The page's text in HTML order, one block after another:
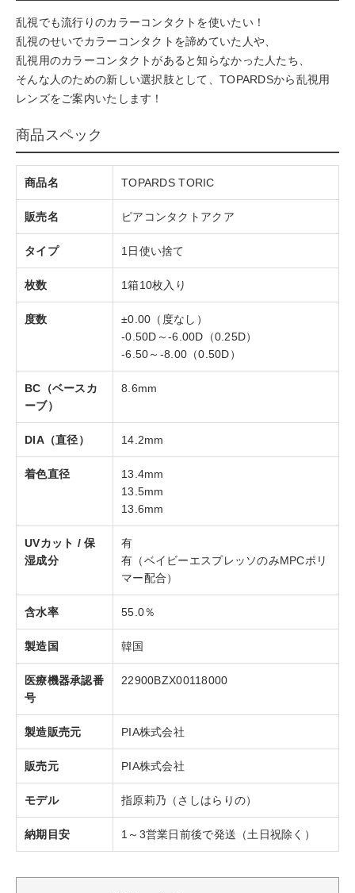
乱視でも流行りのカラーコンタクトを使いたい！
乱視のせいでカラーコンタクトを諦めていた人や、
乱視用のカラーコンタクトがあると知らなかった人たち、
そんな人のための新しい選択肢として、TOPARDSから乱視用
レンズをご案内いたします！
商品スペック
商品名 TOPARDS TORIC
販売名 ピアコンタクトアクア
タイプ 1日使い捨て
枚数 1箱10枚入り
度数
±0.00（度なし）
-0.50D～-6.00D（0.25D）
-6.50～-8.00（0.50D）
BC（ベースカ
ーブ）
8.6mm
DIA（直径） 14.2mm
着色直径
13.4mm
13.5mm
13.6mm
UVカット / 保
湿成分
有
有（ベイビーエスプレッソのみMPCポリ
マー配合）
含水率 55.0％
製造国 韓国
医療機器承認番
号
22900BZX00118000
製造販売元 PIA株式会社
販売元 PIA株式会社
モデル 指原莉乃（さしはらりの）
納期目安 1～3営業日前後で発送（土日祝除く）